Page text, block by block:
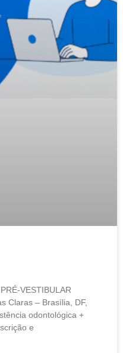
VESTIBULAR
Claras – Brasília, DF,
odontológica +
e